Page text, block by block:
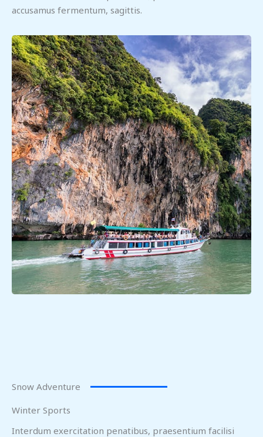
accusamus fermentum, sagittis.
Snow Adventure
Winter Sports
Interdum exercitation penatibus, praesentium facilisi